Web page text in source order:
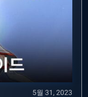
5월 31, 2023